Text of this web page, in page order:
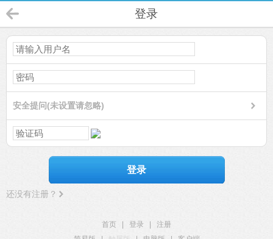
登录
安全提问(未设置请忽略)
登录
还没有注册？
首页 登录
注册